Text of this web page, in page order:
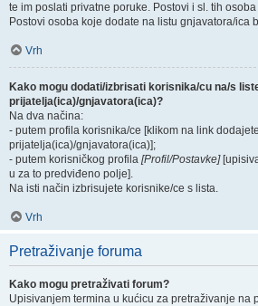
te im poslati privatne poruke. Postovi i sl. tih
Postovi osoba koje dodate na listu gnjavatora/ica
Vrh
Kako mogu dodati/izbrisati korisnika/cu na/s
prijatelja(ica)/gnjavatora(ica)?
Na dva načina:
- putem profila korisnika/ce [klikom na link
prijatelja(ica)/gnjavatora(ica)];
- putem korisničkog profila [Profil/Postavke]
u za to predviđeno polje].
Na isti način izbrisujete korisnike/ce s lista.
Vrh
Pretraživanje foruma
Kako mogu pretraživati forum?
Upisivanjem termina u kućicu za pretraživanje na